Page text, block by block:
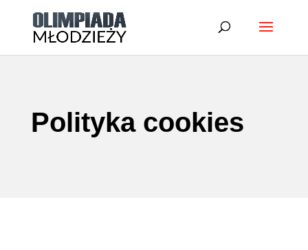
Polityka cookies